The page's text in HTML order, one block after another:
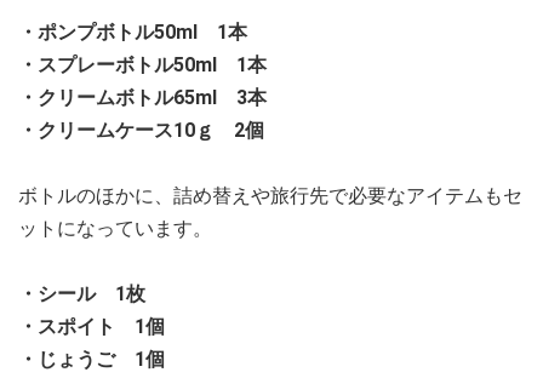
・ポンプボトル50ml 1本
・スプレーボトル50ml 1本
・クリームボトル65ml 3本
・クリームケース10ｇ 2個
ボトルのほかに、詰め替えや旅行先で必要なアイテムもセ
ットになっています。
・シール 1枚
・スポイト 1個
・じょうご 1個